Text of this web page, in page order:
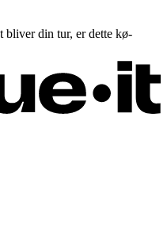
din tur, er dette kø-